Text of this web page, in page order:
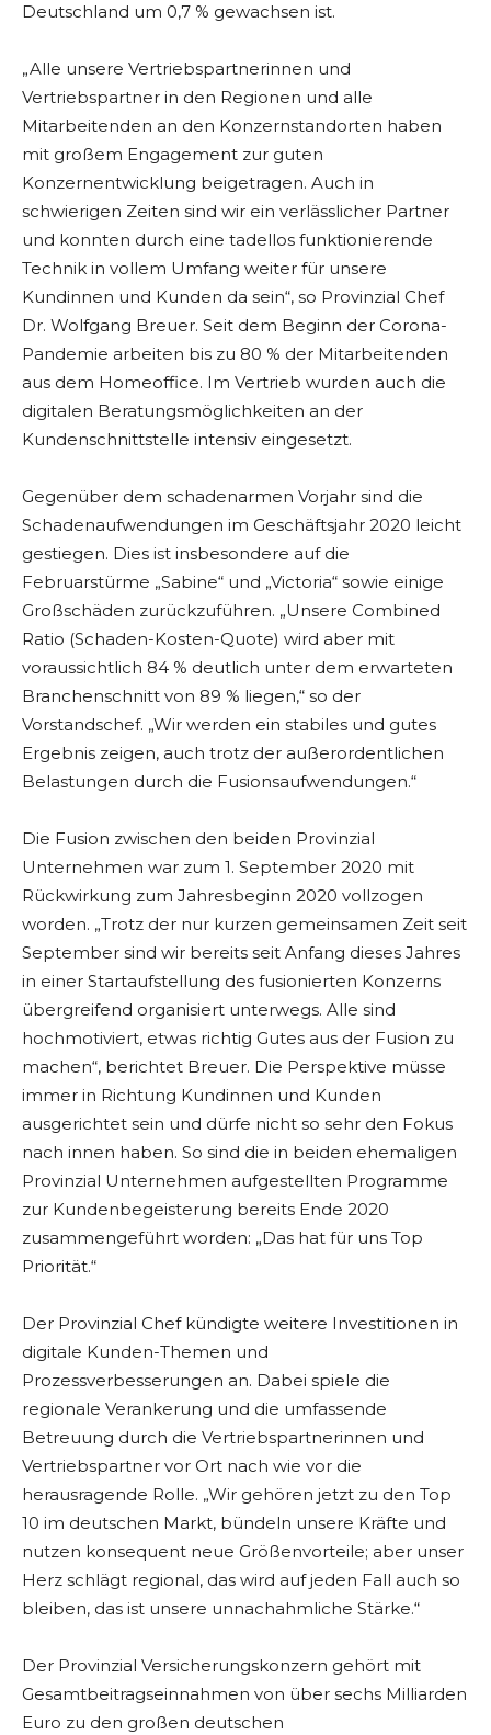
Deutschland um 0,7 % gewachsen ist.
„Alle unsere Vertriebspartnerinnen und
Vertriebspartner in den Regionen und alle
Mitarbeitenden an den Konzernstandorten haben
mit großem Engagement zur guten
Konzernentwicklung beigetragen. Auch in
schwierigen Zeiten sind wir ein verlässlicher Partner
und konnten durch eine tadellos funktionierende
Technik in vollem Umfang weiter für unsere
Kundinnen und Kunden da sein“, so Provinzial Chef
Dr. Wolfgang Breuer. Seit dem Beginn der Corona-
Pandemie arbeiten bis zu 80 % der Mitarbeitenden
aus dem Homeoffice. Im Vertrieb wurden auch die
digitalen Beratungsmöglichkeiten an der
Kundenschnittstelle intensiv eingesetzt.
Gegenüber dem schadenarmen Vorjahr sind die
Schadenaufwendungen im Geschäftsjahr 2020 leicht
gestiegen. Dies ist insbesondere auf die
Februarstürme „Sabine“ und „Victoria“ sowie einige
Großschäden zurückzuführen. „Unsere Combined
Ratio (Schaden-Kosten-Quote) wird aber mit
voraussichtlich 84 % deutlich unter dem erwarteten
Branchenschnitt von 89 % liegen,“ so der
Vorstandschef. „Wir werden ein stabiles und gutes
Ergebnis zeigen, auch trotz der außerordentlichen
Belastungen durch die Fusionsaufwendungen.“
Die Fusion zwischen den beiden Provinzial
Unternehmen war zum 1. September 2020 mit
Rückwirkung zum Jahresbeginn 2020 vollzogen
worden. „Trotz der nur kurzen gemeinsamen Zeit seit
September sind wir bereits seit Anfang dieses Jahres
in einer Startaufstellung des fusionierten Konzerns
übergreifend organisiert unterwegs. Alle sind
hochmotiviert, etwas richtig Gutes aus der Fusion zu
machen“, berichtet Breuer. Die Perspektive müsse
immer in Richtung Kundinnen und Kunden
ausgerichtet sein und dürfe nicht so sehr den Fokus
nach innen haben. So sind die in beiden ehemaligen
Provinzial Unternehmen aufgestellten Programme
zur Kundenbegeisterung bereits Ende 2020
zusammengeführt worden: „Das hat für uns Top
Priorität.“
Der Provinzial Chef kündigte weitere Investitionen in
digitale Kunden-Themen und
Prozessverbesserungen an. Dabei spiele die
regionale Verankerung und die umfassende
Betreuung durch die Vertriebspartnerinnen und
Vertriebspartner vor Ort nach wie vor die
herausragende Rolle. „Wir gehören jetzt zu den Top
10 im deutschen Markt, bündeln unsere Kräfte und
nutzen konsequent neue Größenvorteile; aber unser
Herz schlägt regional, das wird auf jeden Fall auch so
bleiben, das ist unsere unnachahmliche Stärke.“
Der Provinzial Versicherungskonzern gehört mit
Gesamtbeitragseinnahmen von über sechs Milliarden
Euro zu den großen deutschen